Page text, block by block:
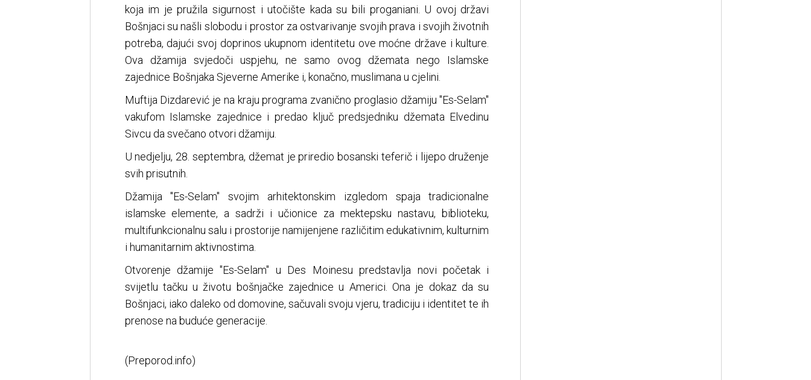
koja im je pružila sigurnost i utočište kada su bili proganiani. U ovoj državi
Bošnjaci su našli slobodu i prostor za ostvarivanje svojih prava i svojih životnih
potreba, dajući svoj doprinos ukupnom identitetu ove moćne države i kulture.
Ova džamija svjedoči uspjehu, ne samo ovog džemata nego Islamske
zajednice Bošnjaka Sjeverne Amerike i, konačno, muslimana u cjelini.
Muftija Dizdarević je na kraju programa zvanično proglasio džamiju "Es-Selam"
vakufom Islamske zajednice i predao ključ predsjedniku džemata Elvedinu
Sivcu da svečano otvori džamiju.
U nedjelju, 28. septembra, džemat je priredio bosanski teferič i lijepo druženje
svih prisutnih.
Džamija "Es-Selam" svojim arhitektonskim izgledom spaja tradicionalne
islamske elemente, a sadrži i učionice za mektepsku nastavu, biblioteku,
multifunkcionalnu salu i prostorije namijenjene različitim edukativnim, kulturnim
i humanitarnim aktivnostima.
Otvorenje džamije "Es-Selam" u Des Moinesu predstavlja novi početak i
svijetlu tačku u životu bošnjačke zajednice u Americi. Ona je dokaz da su
Bošnjaci, iako daleko od domovine, sačuvali svoju vjeru, tradiciju i identitet te ih
prenose na buduće generacije.
(Preporod.info)